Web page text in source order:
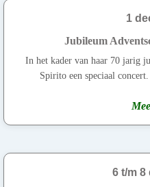
1
Jubileum
In het kader van haar 70 jarig
Spirito een speciaal
6 t/m 8